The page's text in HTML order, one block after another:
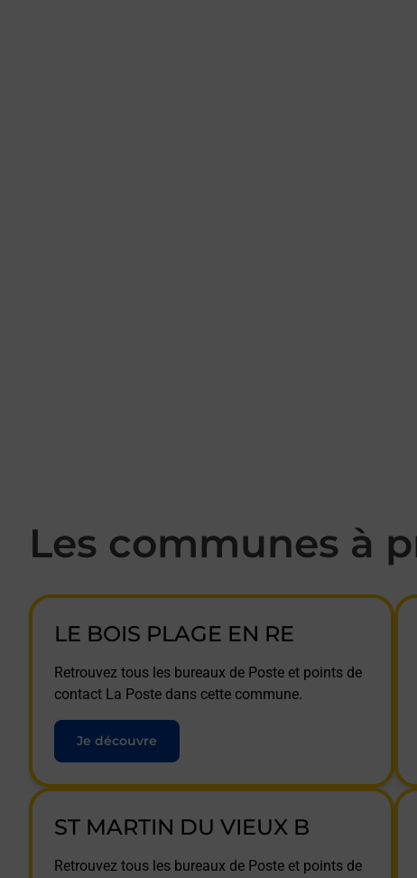
Les communes à
LE BOIS PLAGE EN RE
Retrouvez tous les bureaux de Poste et points de
contact La Poste dans cette commune.
Je découvre
ST MARTIN DU VIEUX B
Retrouvez tous les bureaux de Poste et points de